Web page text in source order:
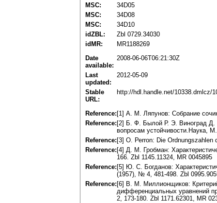
MSC:
34D05
MSC:
34D08
MSC:
34D10
idZBL:
Zbl 0729.34030
idMR:
MR1188269
Date
available:
2008-06-06T06:21:30Z
Last
updated:
2012-05-09
Stable
URL:
http://hdl.handle.net/10338.dmlcz/
Reference: [1] А. М. Ляпунов: Собрание
Reference: [2] Б. Ф. Былой Р. Э. Виноград Д.
вопросам устойчивости.Наука,
Reference: [3] О. Реrron: Die Ordnungszahlen
Reference: [4] Д. М. Гробман:
166. Zbl 1145.11324, MR 0045895
Reference: [5] Ю. С. Богданов:
(1957), № 4, 481-498. Zbl
Reference: [6] В. М. Миллионщиков:
дифференциальных уравнений
2, 173-180. Zbl 1171.62301, MR